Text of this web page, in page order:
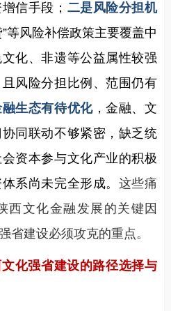
信手段； 二是风险分担机
”等风险补偿政策主要覆盖中
化、非遗等公益属性较强
风险分担比例、范围仍有
生态有待优化，金融、文
同联动不够紧密，缺乏统
资本参与文化产业的积极
系尚未完全形成。 这些痛
西文化金融发展的关键因
省建设必须攻克的重点。
化强省建设的路径选择与